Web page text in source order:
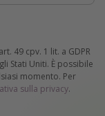
49 cpv. 1 lit. a GDPR
Stati Uniti. È possibile
momento. Per
sulla privacy.